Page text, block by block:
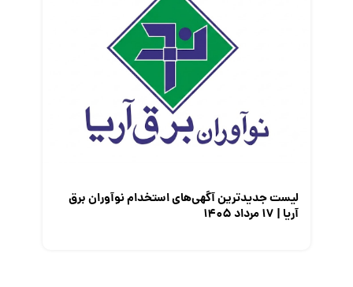
لیست جدیدترین آگهی‌های استخدام نوآوران برق
آریا | ۱۷ مرداد ۱۴۰۵